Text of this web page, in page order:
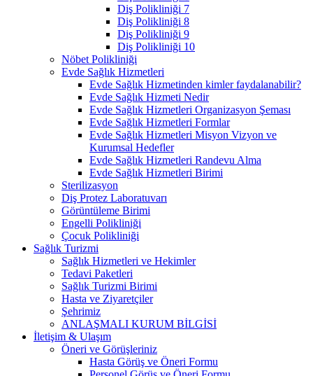
Diş Polikliniği 7
Diş Polikliniği 8
Diş Polikliniği 9
Diş Polikliniği 10
Nöbet Polikliniği
Evde Sağlık Hizmetleri
Evde Sağlık Hizmetinden kimler faydalanabilir?
Evde Sağlık Hizmeti Nedir
Evde Sağlık Hizmetleri Organizasyon Şeması
Evde Sağlık Hizmetleri Formlar
Evde Sağlık Hizmetleri Misyon Vizyon ve
Kurumsal Hedefler
Evde Sağlık Hizmetleri Randevu Alma
Evde Sağlık Hizmetleri Birimi
Sterilizasyon
Diş Protez Laboratuvarı
Görüntüleme Birimi
Engelli Polikliniği
Çocuk Polikliniği
Sağlık Turizmi
Sağlık Hizmetleri ve Hekimler
Tedavi Paketleri
Sağlık Turizmi Birimi
Hasta ve Ziyaretçiler
Şehrimiz
ANLAŞMALI KURUM BİLGİSİ
İletişim & Ulaşım
Öneri ve Görüşleriniz
Hasta Görüş ve Öneri Formu